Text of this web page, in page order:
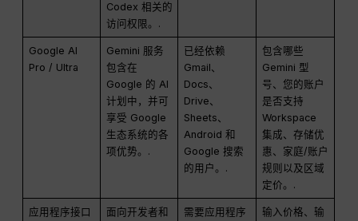
Codex 相关的
访问权限。.
Google AI
Pro / Ultra
Gemini 服务
包含在
Google 的 AI
计划中，并可
享受 Google
生态系统的各
项优势。.
已经依赖
Gmail、
Docs、
Drive、
Sheets、
Android 和
Google 搜索
的用户。.
包含哪些
Gemini 型
号、您的账户
是否支持
Workspace
集成、存储优
惠、家庭/账户
规则以及区域
定价。.
应用程序接口
面向开发者和
需要应用程序
输入价格、输